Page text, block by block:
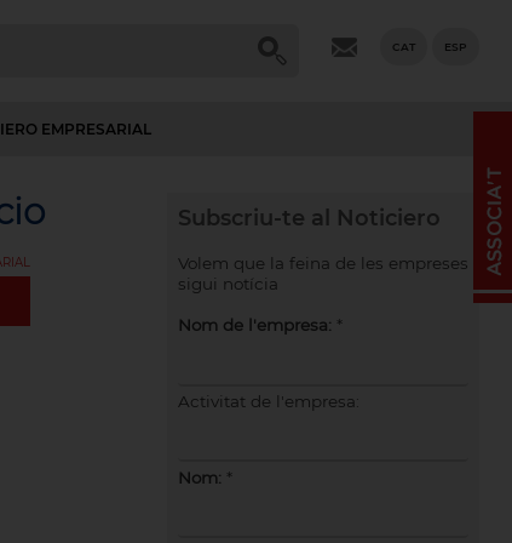
CAT ESP
EMPRESARIAL
Subscriu-te al Noticiero
Volem que la feina de les empreses
sigui notícia
Nom de l'empresa: *
Activitat de l'empresa:
Nom: *